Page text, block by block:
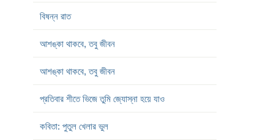
বিষন্ন রাত
আশঙ্কা থাকবে, তবু জীবন
আশঙ্কা থাকবে, তবু জীবন
প্রতিবার শীতে ভিজে তুমি জ্যোস্না হয়ে যাও
কবিতা: পুতুল খেলার ভুল